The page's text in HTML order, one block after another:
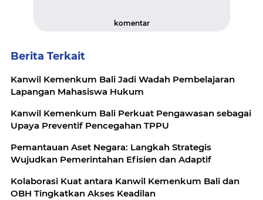
komentar
Berita Terkait
Kanwil Kemenkum Bali Jadi Wadah Pembelajaran
Lapangan Mahasiswa Hukum
Kanwil Kemenkum Bali Perkuat Pengawasan sebagai
Upaya Preventif Pencegahan TPPU
Pemantauan Aset Negara: Langkah Strategis
Wujudkan Pemerintahan Efisien dan Adaptif
Kolaborasi Kuat antara Kanwil Kemenkum Bali dan
OBH Tingkatkan Akses Keadilan